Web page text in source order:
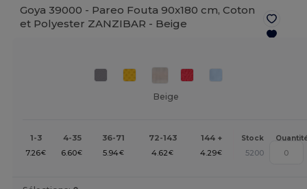
Goya 39000 - Pareo Fouta 90x180 cm, Coton
et Polyester ZANZIBAR - Beige
Beige
1-3 4-35 36-71 72-143 144 + Stock
7.26€ 6.60€ 5.94€ 4.62€ 4.29€ 5200